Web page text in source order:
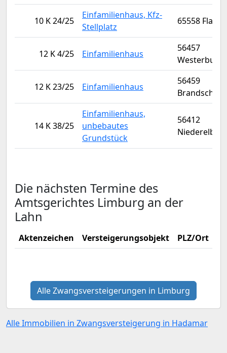
10 K 24/25
Einfamilienhaus, Kfz-
Stellplatz
65558 Flacht
12 K 4/25 Einfamilienhaus
56457
Westerburg
12 K 23/25 Einfamilienhaus
56459
Brandscheid
14 K 38/25
Einfamilienhaus,
unbebautes
Grundstück
56412
Niederelbert
Die nächsten Termine des
Amtsgerichtes Limburg an der
Lahn
Aktenzeichen Versteigerungsobjekt PLZ/Ort
Alle Zwangsversteigerungen in Limburg
Alle Immobilien in Zwangsversteigerung in Hadamar